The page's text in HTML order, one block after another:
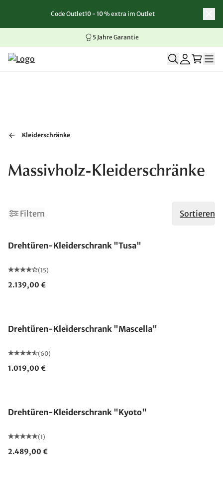
Zum Inhalt springen
Zur Navigation springen
Zum Seitenende springen
Code Outlet10 - 10 % extra im Outlet
5 Jahre Garantie
Kleiderschränke
Massivholz-Kleiderschränke
Filtern Sortieren
Drehtüren-Kleiderschrank "Tusa"
(15)
2.139,00 €
Drehtüren-Kleiderschrank "Mascella"
(60)
1.019,00 €
Drehtüren-Kleiderschrank "Kyoto"
(1)
2.489,00 €
2